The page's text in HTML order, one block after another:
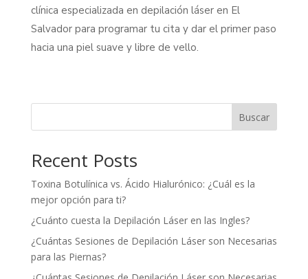
clínica especializada en depilación láser en El
Salvador para programar tu cita y dar el primer paso
hacia una piel suave y libre de vello.
Buscar
Recent Posts
Toxina Botulínica vs. Ácido Hialurónico: ¿Cuál es la
mejor opción para ti?
¿Cuánto cuesta la Depilación Láser en las Ingles?
¿Cuántas Sesiones de Depilación Láser son Necesarias
para las Piernas?